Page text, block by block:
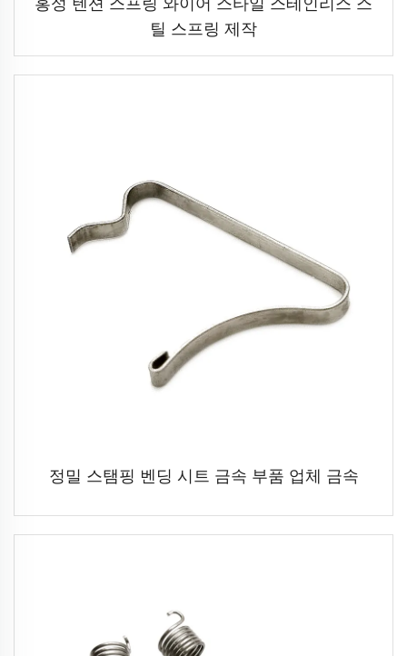
틸 스프링 제작
정밀 스탬핑 벤딩 시트 금속 부품 업체 금속